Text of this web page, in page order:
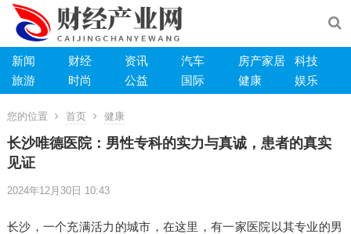
新闻 财经 资讯 汽车 房产家居
科技
旅游
时尚 公益 国际 健康 娱乐
您的位置 首页 健康
长沙唯德医院：男性专科的实力与真诚，患者的真实
见证
2024年12月30日 10:43
长沙，一个充满活力的城市，在这里，有一家医院以其专业的男